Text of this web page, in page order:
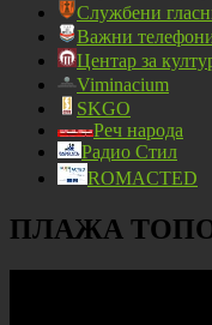
Службени
Важни
Центар за
Viminacium
SKGO
Реч народа
Радио Стил
ROMACTED
ПЛАЖА